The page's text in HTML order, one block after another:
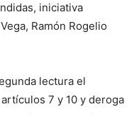
iniciativa
Ramón Rogelio
lectura el
7 y 10 y deroga